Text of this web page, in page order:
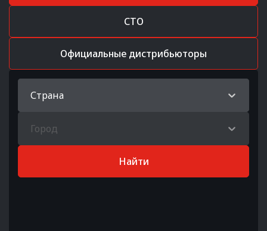
СТО
Официальные дистрибьюторы
Страна
Город
Найти